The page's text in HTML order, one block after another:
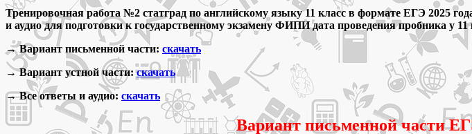
Тренировочная работа №2 статград по английскому языку 11 класс в формате ЕГЭ 2025
и аудио для подготовки к государственному экзамену ФИПИ дата проведения пробника у
→ Вариант письменной части: скачать
→ Вариант устной части:скачать
→ Все ответы и аудио: скачать
Вариант письменной части